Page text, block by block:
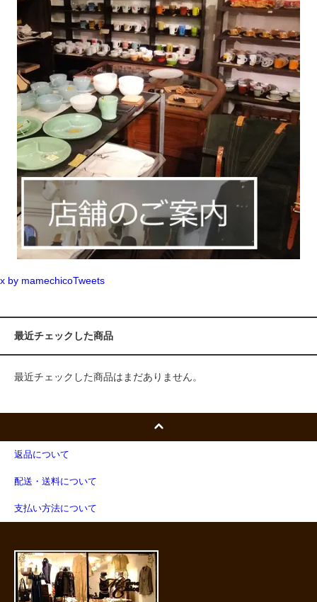
x by mamechicoTweets
最近チェックした商品
最近チェックした商品はまだありません。
返品について
配送・送料について
支払い方法について